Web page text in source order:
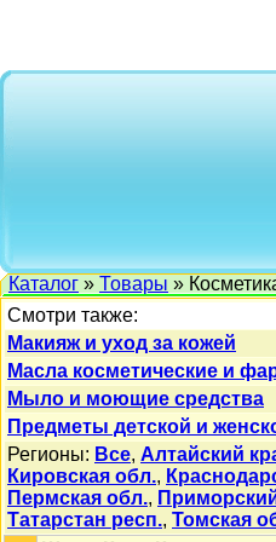
Каталог » Товары »
Смотри также:
Макияж и уход за кожей
Масла косметические и
Мыло и моющие средства
Предметы детской и
Регионы: Все, Алтайский
Кировская обл.,
Пермская обл.,
Татарстан респ., Томская